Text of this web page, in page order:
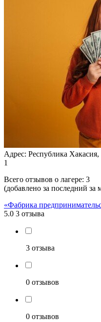
Адрес: Республика
1
Всего отзывов о лагере: 3
(добавлено за последний за
«Фабрика
5.0 3 отзыва
3 отзыва
0 отзывов
0 отзывов